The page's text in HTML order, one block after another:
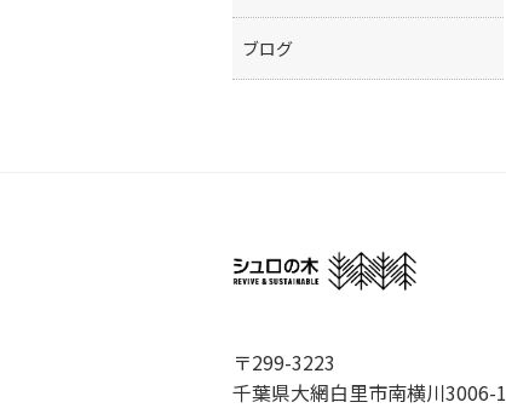
ブログ
〒299-3223
千葉県大網白里市南横川3006-1